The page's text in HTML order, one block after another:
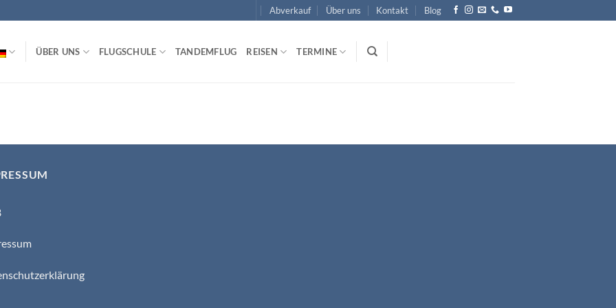
Abverkauf Über uns Kontakt Blog
ÜBER UNS FLUGSCHULE TANDEMFLUG REISEN TERMINE